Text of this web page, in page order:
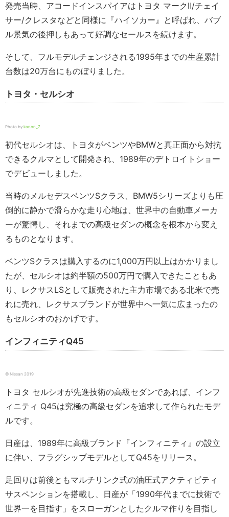
発売当時、アコードインスパイアはトヨタ マークⅡ/チェイ
サー/クレスタなどと同様に『ハイソカー』と呼ばれ、バブ
ル景気の後押しもあって好調なセールスを続けます。
そして、フルモデルチェンジされる1995年までの生産累計
台数は20万台にものぼりました。
トヨタ・セルシオ
Photo by kanon_7
初代セルシオは、トヨタがベンツやBMWと真正面から対抗
できるクルマとして開発され、1989年のデトロイトショー
でデビューしました。
当時のメルセデスベンツSクラス、BMW5シリーズよりも圧
倒的に静かで滑らかな走り心地は、世界中の自動車メーカ
ーが驚愕し、それまでの高級セダンの概念を根本から変え
るものとなります。
ベンツSクラスは購入するのに1,000万円以上はかかりまし
たが、セルシオは約半額の500万円で購入できたこともあ
り、レクサスLSとして販売された主力市場である北米で売
れに売れ、レクサスブランドが世界中へ一気に広まったの
もセルシオのおかげです。
インフィニティQ45
© Nissan 2019
トヨタ セルシオが先進技術の高級セダンであれば、インフ
ィニティ Q45は究極の高級セダンを追求して作られたモデ
ルです。
日産は、1989年に高級ブランド『インフィニティ』の設立
に伴い、フラグシップモデルとしてQ45をリリース。
足回りは前後ともマルチリンク式の油圧式アクティビティ
サスペンションを搭載し、日産が「1990年代までに技術で
世界一を目指す」をスローガンとしたクルマ作りを目指し